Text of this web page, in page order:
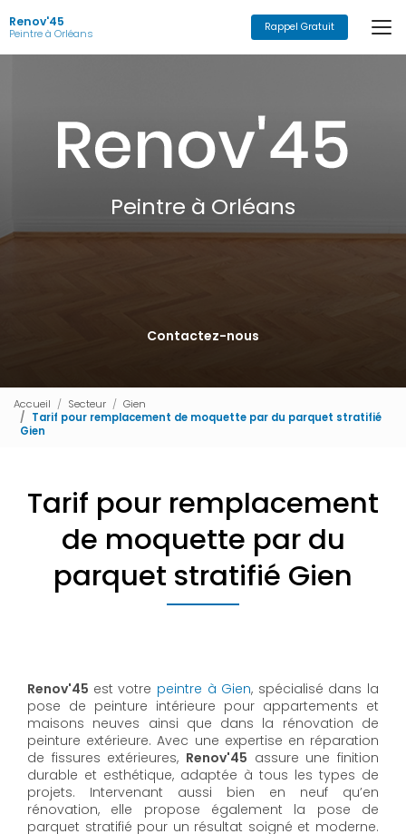
au
contenu
principal
Renov'45
Peintre à Orléans Rappel Gratuit
Peintre à Orléans
Contactez-nous
Accueil Secteur
Gien
Tarif pour remplacement de moquette par du parquet stratifié
Gien
Tarif pour remplacement
de moquette par du
parquet stratifié Gien
Renov'45 est votre peintre à Gien, spécialisé dans la
pose de peinture intérieure pour appartements et
maisons neuves ainsi que dans la rénovation de
peinture extérieure. Avec une expertise en réparation
de fissures extérieures, Renov'45 assure une finition
durable et esthétique, adaptée à tous les types de
projets. Intervenant aussi bien en neuf qu’en
rénovation, elle propose également la pose de
parquet stratifié pour un résultat soigné et moderne.